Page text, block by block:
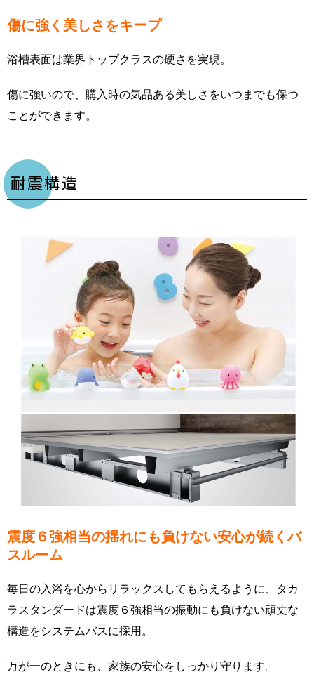
傷に強く美しさをキープ
浴槽表面は業界トップクラスの硬さを実現。
傷に強いので、購入時の気品ある美しさをいつまでも保つ
ことができます。
耐震構造
震度６強相当の揺れにも負けない安心が続くバ
スルーム
毎日の入浴を心からリラックスしてもらえるように、タカ
ラスタンダードは震度６強相当の振動にも負けない頑丈な
構造をシステムバスに採用。
万が一のときにも、家族の安心をしっかり守ります。